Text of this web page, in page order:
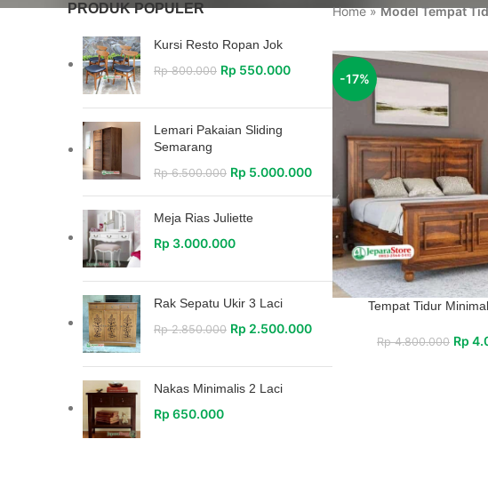
PRODUK POPULER
Kursi Resto Ropan Jok
Rp800.000 Rp 550.000
Lemari Pakaian Sliding
Semarang
Rp6.500.000 Rp 5.000.000
Meja Rias Juliette
Rp 3.000.000
Rak Sepatu Ukir 3 Laci
Rp2.850.000 Rp 2.500.000
Nakas Minimalis 2 Laci
Rp 650.000
Home»Model Tempat
-17%
Tempat Tidur
Rp4.800.000 Rp